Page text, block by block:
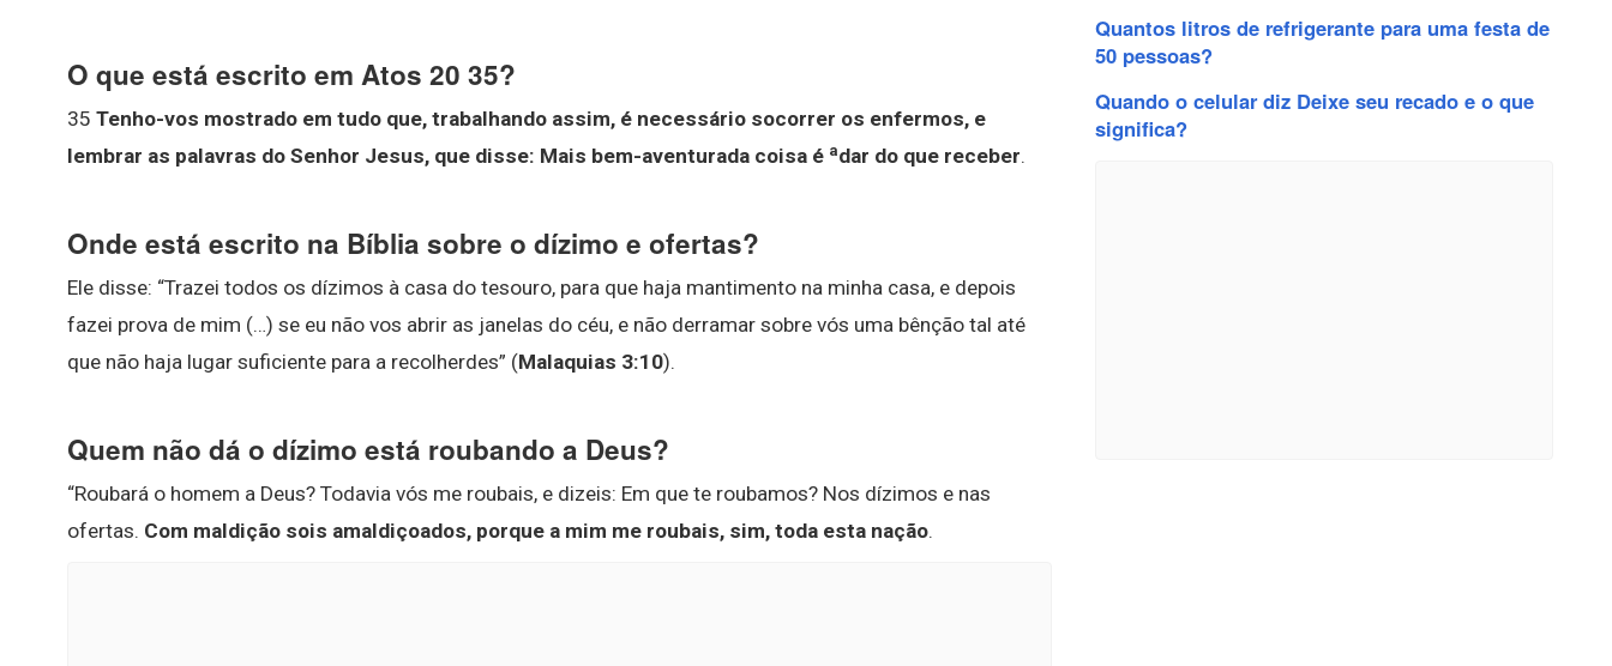
O que está escrito em Atos 20 35?
35 Tenho-vos mostrado em tudo que, trabalhando assim, é necessário socorrer os enfermos, e
lembrar as palavras do Senhor Jesus, que disse: Mais bem-aventurada coisa é adar do que receber.
Onde está escrito na Bíblia sobre o dízimo e ofertas?
Ele disse: “Trazei todos os dízimos à casa do tesouro, para que haja mantimento na minha casa, e depois
fazei prova de mim (…) se eu não vos abrir as janelas do céu, e não derramar sobre vós uma bênção tal até
que não haja lugar suficiente para a recolherdes” (Malaquias 3:10).
Quem não dá o dízimo está roubando a Deus?
“Roubará o homem a Deus? Todavia vós me roubais, e dizeis: Em que te roubamos? Nos dízimos e nas
ofertas. Com maldição sois amaldiçoados, porque a mim me roubais, sim, toda esta nação.
Quantos litros de refrigerante para uma festa de
50 pessoas?
Quando o celular diz Deixe seu recado e o que
significa?